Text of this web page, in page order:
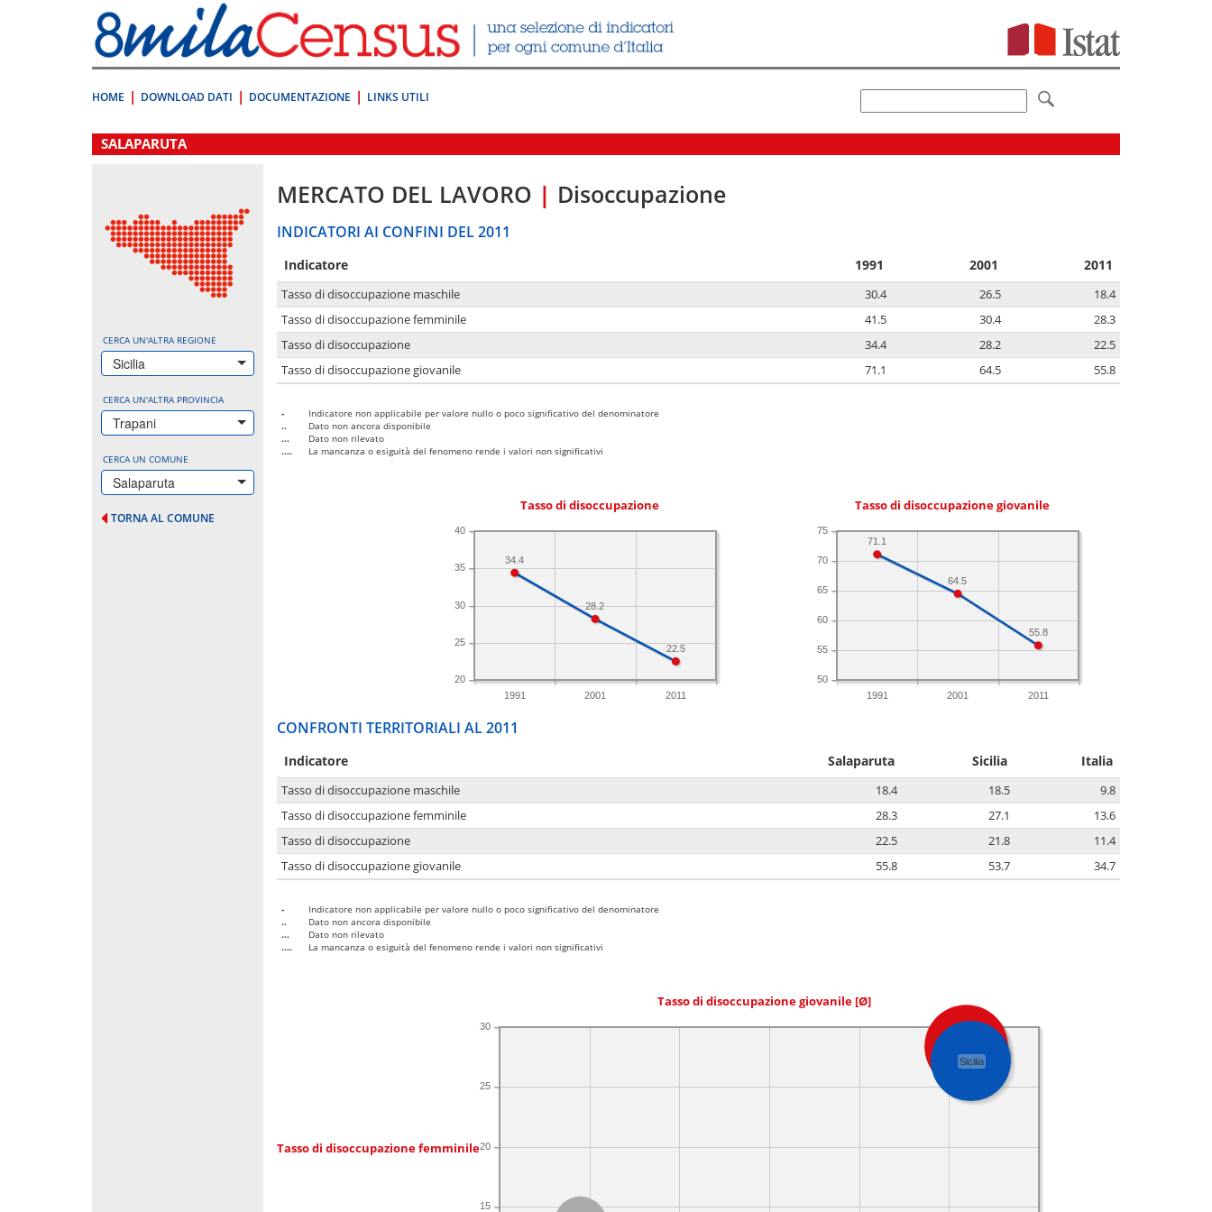
direttamente
a:
Contenuto
HOME DOWNLOAD DATI DOCUMENTAZIONE LINKS UTILI
.
SALAPARUTA
CERCA UN'ALTRA REGIONE
Sicilia
CERCA UN'ALTRA PROVINCIA
Trapani
CERCA UN COMUNE
Salaparuta
TORNA AL COMUNE
MERCATO DEL LAVORO | Disoccupazione
INDICATORI AI CONFINI DEL 2011
Indicatore 1991 2001 2011
Tasso di disoccupazione maschile 30.4 26.5
18.4
Tasso di disoccupazione femminile
41.5 30.4
28.3
Tasso di disoccupazione
34.4 28.2
22.5
Tasso di disoccupazione giovanile
71.1 64.5 55.8
-
Indicatore non applicabile per valore nullo o poco significativo del denominatore
..
Dato non ancora disponibile
...
Dato non rilevato
....
La mancanza o esiguità del fenomeno rende i valori non significativi
Tasso di disoccupazione
1991 2001 2011
20
25
30
35
40
22.5
28.2
34.4
Tasso di disoccupazione giovanile
1991 2001 2011
50
55
60
65
70
75
55.8
64.5
71.1
CONFRONTI TERRITORIALI AL 2011
Indicatore Salaparuta Sicilia Italia
Tasso di disoccupazione maschile 18.4 18.5
9.8
Tasso di disoccupazione femminile
28.3 27.1
13.6
Tasso di disoccupazione
22.5 21.8
11.4
Tasso di disoccupazione giovanile
55.8 53.7 34.7
-
Indicatore non applicabile per valore nullo o poco significativo del denominatore
..
Dato non ancora disponibile
...
Dato non rilevato
....
La mancanza o esiguità del fenomeno rende i valori non significativi
Tasso di disoccupazione giovanile [Ø]
Tasso di disoccupazione femminile
15
20
25
30
Sicilia